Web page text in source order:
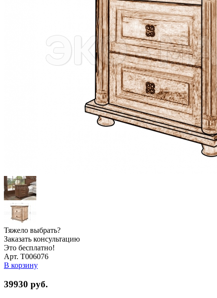
Тяжело выбрать?
Заказать консультацию
Это бесплатно!
Арт. Т006076
В корзину
39930 руб.